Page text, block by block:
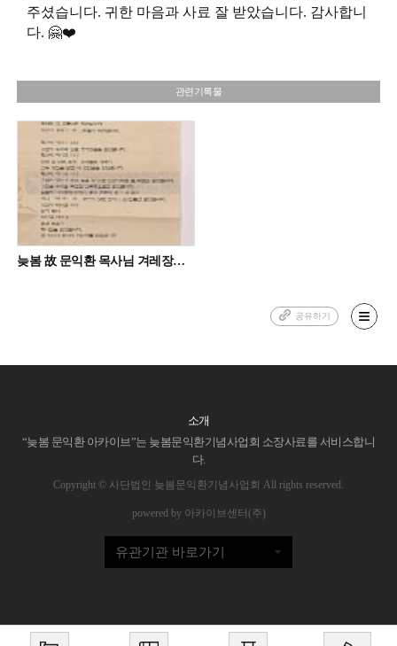
주셨습니다. 귀한 마음과 사료 잘 받았습니다. 감사합니
다. 🤗❤️
관련기록물
늦봄 故 문익환 목사님 겨레장에 부쳐
공유하기
소개
“늦봄 문익환 아카이브”는 늦봄문익환기념사업회 소장사료를 서비스합니
다.
Copyright © 사단법인 늦봄문익환기념사업회 All rights reserved.
powered by 아카이브센터(주)
유관기관 바로가기